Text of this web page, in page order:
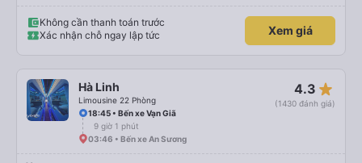
chậm khoảng một tiếng, nhưng công ty đã thông báo trước cho tôi, nên tôi
không gặp vấn đề gì. Xe khá thoải mái, có chăn và hai gối, và các tài xế lịch
sự và thân thiện. Có các điểm dừng nghỉ vào khoảng 4:00 sáng và 9:00
cho đến khoảng 8:00 sáng, điều này khá khó chịu. Có vẻ như lịch trình phụ
thuộc vào tài xế, và tôi thực sự hy vọng các điểm dừng sẽ được bố trí đều
đặn hơn trong tương lai. Nhìn chung, tôi hài lòng và sẽ tiếp tục sử dụng dịch
vụ xe buýt giường nằm của công ty này cho các chuyến công tác, vì đây
vẫn là một trong những lựa chọn xe buýt giường nằm thoải mái nhất trên
tuyến đường này. Tôi thực sự hy vọng rằng trong tương lai các tài xế sẽ
dừng xe thường xuyên theo lịch trình, đặc biệt là vì tôi dự định sẽ đi tuyến
đường này một lần nữa vào tuần tới.
Không cần thanh toán trước
Xác nhận chỗ ngay lập tức
Xem giá
Hà Linh
Limousine 22 Phòng
4.3 star_rate
(1430 đánh giá)
18:45 • Bến xe Vạn Giã
9 giờ 1 phút
03:46 • Bến xe An Sương